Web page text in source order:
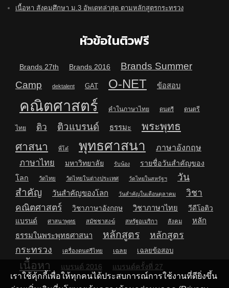
เนื้อหา สังคมศึกษา ม.3 อัพเดทล่าสุด ตามหลักสูตรกระทรวง
หัวข้อในติวฟรี
Brands 27th Brands 2016
Brands Summer
Camp
dektalent GAT O-NET ข้อสอบ
คณิตศาสตร์ คำในภาษาไทย ดนตรี ดนตรี
ไทย ติว ติวแบรนด์ ธรรมะ
พระพุทธ
ศาสนา
พี่โต๋ พุทธศาสนา ภาษาอังกฤษ
ภาษาไทย มหาวิทยาลัย รับน้อง
รายชื่อวันสำคัญของ
โลก
วัดไทย วัดไทยในต่างประเทศ วัดไทยในสหรัฐฯ
วัน
สำคัญ
วันสำคัญของโลก วันสำคัญในเดือนตุลาคม
วิชา
คณิตศาสตร์
วิชาภาษาอังกฤษ วิชาภาษาไทย
วีดีโอติว
แบรนด์
ศาสนาพุทธ สมัชชาสงฆ์ สหรัฐอเมริกา สังคม
หลัก
ธรรมในพระพุทธศาสนา
หลักสูตร
หลักสูตร
กระทรวง
เครื่องดนตรีไทย เฉลย เฉลยข้อสอบ
เนื้อหา แบรนด์ 2016 แบรนด์ครั้งที่ 27
เราใช้คุ้กกี้เพื่อให้ทุกคนได้ประสบการณ์การใช้งานที่ดียิ่งขึ้น